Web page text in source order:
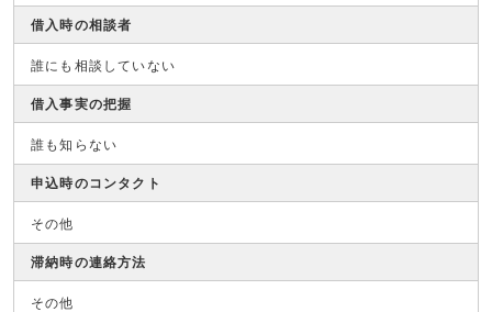
借入時の相談者
誰にも相談していない
借入事実の把握
誰も知らない
申込時のコンタクト
その他
滞納時の連絡方法
その他